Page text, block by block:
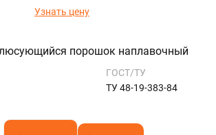
Узнать цену
порошок наплавочный
ГОСТ/ТУ
ТУ 48-19-383-84